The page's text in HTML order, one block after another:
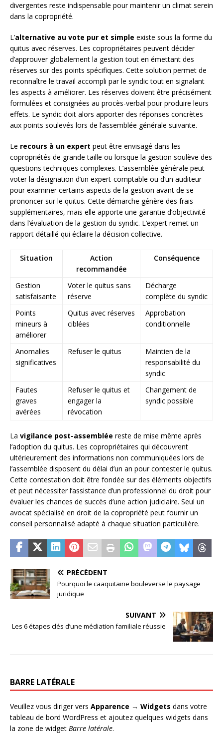
divergentes reste indispensable pour maintenir un climat serein
dans la copropriété.
L’alternative au vote pur et simple existe sous la forme du
quitus avec réserves. Les copropriétaires peuvent décider
d’approuver globalement la gestion tout en émettant des
réserves sur des points spécifiques. Cette solution permet de
reconnaître le travail accompli par le syndic tout en signalant
les aspects à améliorer. Les réserves doivent être précisément
formulées et consignées au procès-verbal pour produire leurs
effets. Le syndic doit alors apporter des réponses concrètes
aux points soulevés lors de l’assemblée générale suivante.
Le recours à un expert peut être envisagé dans les
copropriétés de grande taille ou lorsque la gestion soulève des
questions techniques complexes. L’assemblée générale peut
voter la désignation d’un expert-comptable ou d’un auditeur
pour examiner certains aspects de la gestion avant de se
prononcer sur le quitus. Cette démarche génère des frais
supplémentaires, mais elle apporte une garantie d’objectivité
dans l’évaluation de la gestion du syndic. L’expert remet un
rapport détaillé qui éclaire la décision collective.
Situation
Action
recommandée
Conséquence
Gestion
satisfaisante
Voter le quitus sans
réserve
Décharge
complète du syndic
Points
mineurs à
améliorer
Quitus avec réserves
ciblées
Approbation
conditionnelle
Anomalies
significatives
Refuser le quitus
Maintien de la
responsabilité du
syndic
Fautes
graves
avérées
Refuser le quitus et
engager la
révocation
Changement de
syndic possible
La vigilance post-assemblée reste de mise même après
l’adoption du quitus. Les copropriétaires qui découvrent
ultérieurement des informations non communiquées lors de
l’assemblée disposent du délai d’un an pour contester le quitus.
Cette contestation doit être fondée sur des éléments objectifs
et peut nécessiter l’assistance d’un professionnel du droit pour
évaluer les chances de succès d’une action judiciaire. Seul un
avocat spécialisé en droit de la copropriété peut fournir un
conseil personnalisé adapté à chaque situation particulière.
PRÉCÉDENT
Pourquoi le caaquitaine bouleverse le paysage
juridique
SUIVANT
Les 6 étapes clés d’une médiation familiale réussie
BARRE LATÉRALE
Veuillez vous diriger vers Apparence → Widgets dans votre
tableau de bord WordPress et ajoutez quelques widgets dans
la zone de widget Barre latérale.